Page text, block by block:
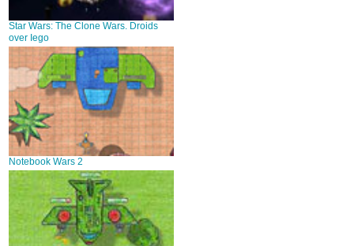
Star Wars: The Clone Wars. Droids
over Iego
Notebook Wars 2